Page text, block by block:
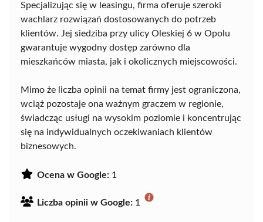
Specjalizując się w leasingu, firma oferuje szeroki
wachlarz rozwiązań dostosowanych do potrzeb
klientów. Jej siedziba przy ulicy Oleskiej 6 w Opolu
gwarantuje wygodny dostęp zarówno dla
mieszkańców miasta, jak i okolicznych miejscowości.
Mimo że liczba opinii na temat firmy jest ograniczona,
wciąż pozostaje ona ważnym graczem w regionie,
świadcząc usługi na wysokim poziomie i koncentrując
się na indywidualnych oczekiwaniach klientów
biznesowych.
Ocena w Google: 1
Liczba opinii w Google: 1